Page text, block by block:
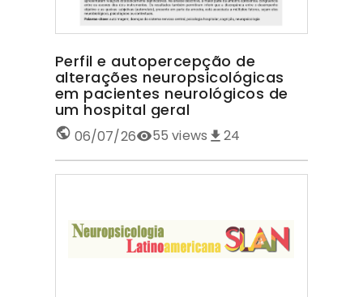
Perfil e autopercepção de
alterações neuropsicológicas
em pacientes neurológicos de
um hospital geral
06/07/26 55 views 24